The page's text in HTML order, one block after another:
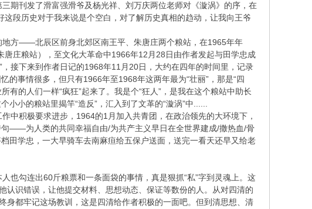
期刊发了滑富强滑爷及杨光祥、刘万庆两位老师对《漩涡》的序，在
段历史对于我来说是个空白，对了解历史真相的趋动，让我向王爷
方——北辰区前身北郊区南王平、朱唐庄两个粮站，在1965年年
唐庄粮站），至文化大革命中1966年12月28日由作者发起与田学忠成
接下来到作者日记的1968年11月20日，大约在四年的时间里，记录
事情很多，但只有1966年至1968年这两年最为“壮丽”，那是“四
有的人们一样“疯狂”起来了。我是个“狂人”，是我在这个粮站中助长
小的粮站里揭竿“造反”，汇入到了文革的“漩涡”中......
积极要求进步，1964的1月加入共青团，在政治领先的大环境下，
——为人类的共同幸福自由/为共产主义早日在全世界建成/撒热血/骨
田学忠，一大早骑车去南麻疸给五保户送面，送完一看天还早又给老
勾连出60斤粮票和一条面袋的事情，真是狠抓“私”字到灵魂上。这
认识错误，让他提交材料、思想动态、保证等数份的人。从对四清的
身都牢记这场教训，这是四清给作者积极的一面吧。但到清思想、清